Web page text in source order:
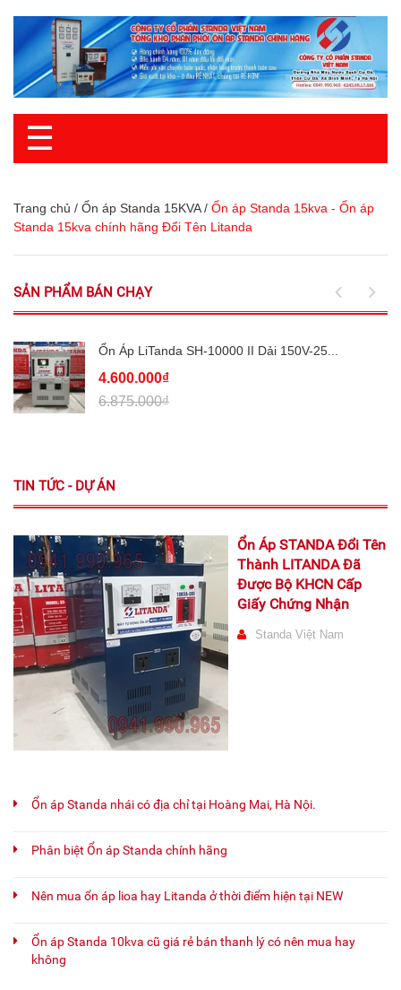
☰
Trang chủ / Ổn áp Standa 15KVA / Ổn áp Standa 15kva - Ổn áp
Standa 15kva chính hãng Đổi Tên Litanda
SẢN PHẨM BÁN CHẠY
Ổn Áp LiTanda SH-10000 II Dải 150V-25...
4.600.000₫
6.875.000₫
TIN TỨC - DỰ ÁN
Ổn Áp STANDA Đổi Tên
Thành LITANDA Đã
Được Bộ KHCN Cấp
Giấy Chứng Nhận
Standa Việt Nam
Ổn áp Standa nhái có địa chỉ tại Hoàng Mai, Hà Nội.
Phân biệt Ổn áp Standa chính hãng
Nên mua ổn áp lioa hay Litanda ở thời điểm hiện tại NEW
Ổn áp Standa 10kva cũ giá rẻ bán thanh lý có nên mua hay
không